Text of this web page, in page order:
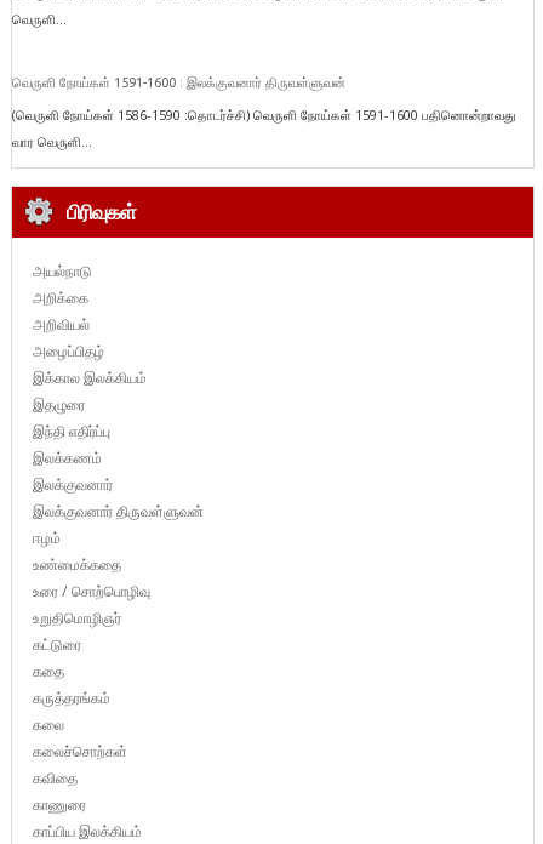
வெருளி...
வெருளி நோய்கள் 1591-1600 : இலக்குவனார் திருவள்ளுவன்
(வெருளி நோய்கள் 1586-1590 :தொடர்ச்சி) வெருளி நோய்கள் 1591-1600 பதினொன்றாவது
வார வெருளி...
பிரிவுகள்
அயல்நாடு
அறிக்கை
அறிவியல்
அழைப்பிதழ்
இக்கால இலக்கியம்
இதழுரை
இந்தி எதிர்ப்பு
இலக்கணம்
இலக்குவனார்
இலக்குவனார் திருவள்ளுவன்
ஈழம்
உண்மைக்கதை
உரை / சொற்பொழிவு
உறுதிமொழிஞர்
கட்டுரை
கதை
கருத்தரங்கம்
கலை
கலைச்சொற்கள்
கவிதை
காணுரை
காப்பிய இலக்கியம்